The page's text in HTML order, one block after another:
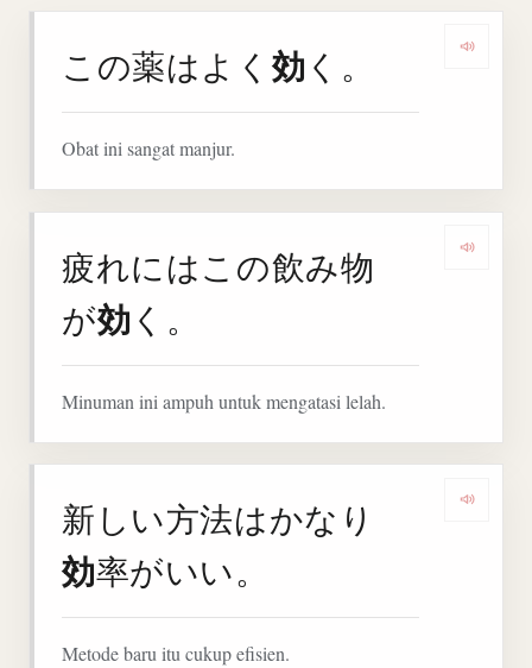
この薬はよく 効 く。
Obat ini sangat manjur.
疲れにはこの飲み物
が効 く。
Minuman ini ampuh untuk mengatasi lelah.
新しい方法はかなり
効率がいい。
Metode baru itu cukup efisien.